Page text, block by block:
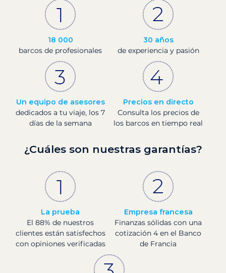
18 000
barcos de profesionales
30 años
de experiencia y pasión
Un equipo de asesores
dedicados a tu viaje, los 7
días de la semana
Precios en directo
Consulta los precios de
los barcos en tiempo real
¿Cuáles son nuestras garantías?
La prueba
El 88% de nuestros
clientes están satisfechos
con opiniones verificadas
Empresa francesa
Finanzas sólidas con una
cotización 4 en el Banco
de Francia